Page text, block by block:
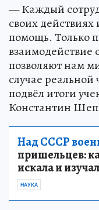
— Каждый
своих
помощь. Только
позволяют нам
случае
подвёл итоги
Константин
Над СССР
пришельцев:
искала и
НАУКА